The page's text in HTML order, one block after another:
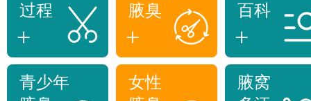
过程
+
腋臭
+
百科
+
青少年
女性
腋窝